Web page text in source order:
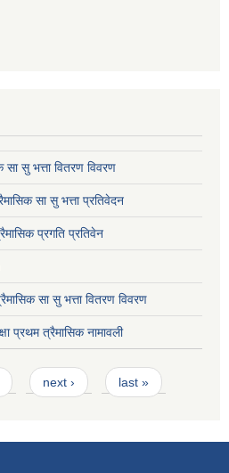
सु भत्ता वितरण विवरण
सा सु भत्ता प्रतिवेदन
प्रगति प्रतिवेन
सा सु भत्ता वितरण विवरण
प्रथम त्रैमासिक नामावली
next › last »